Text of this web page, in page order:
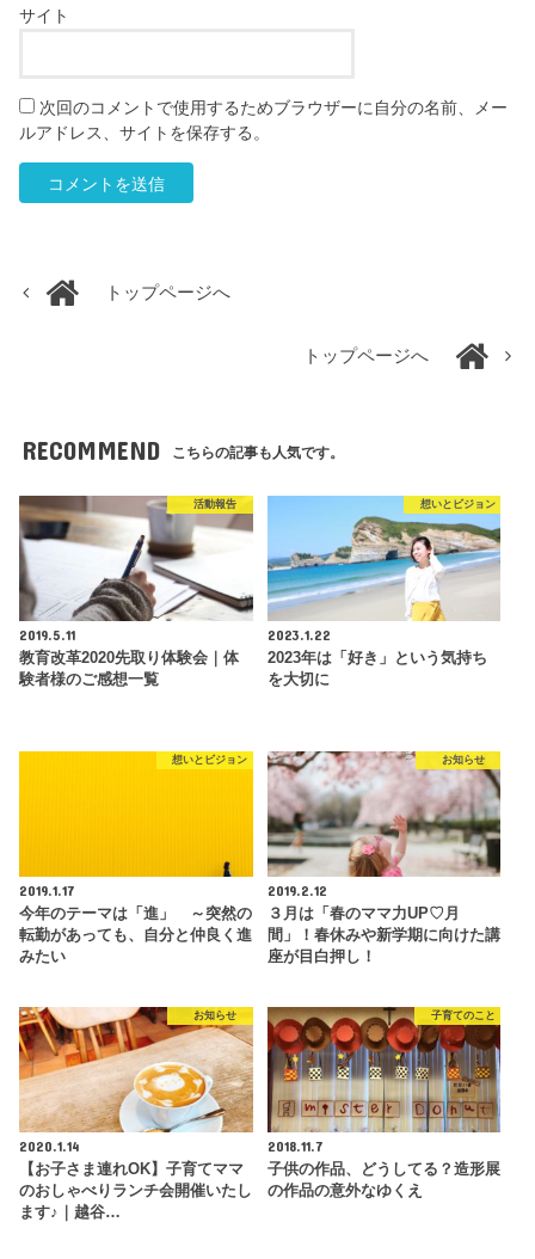
サイト
次回のコメントで使用するためブラウザーに自分の名前、メー
ルアドレス、サイトを保存する。
トップページへ
トップページへ
RECOMMEND こちらの記事も人気です。
活動報告
2019.5.11
教育改革2020先取り体験会｜体
験者様のご感想一覧
想いとビジョン
2023.1.22
2023年は「好き」という気持ち
を大切に
想いとビジョン
2019.1.17
今年のテーマは「進」 ～突然の
転勤があっても、自分と仲良く進
みたい
お知らせ
2019.2.12
３月は「春のママ力UP♡月
間」！春休みや新学期に向けた講
座が目白押し！
お知らせ
2020.1.14
【お子さま連れOK】子育てママ
のおしゃべりランチ会開催いたし
ます♪｜越谷…
子育てのこと
2018.11.7
子供の作品、どうしてる？造形展
の作品の意外なゆくえ